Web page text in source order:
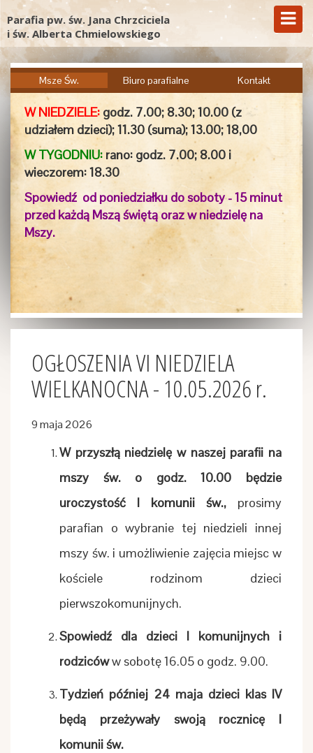
Parafia pw. św. Jana Chrzciciela
i św. Alberta Chmielowskiego
Msze Św. Biuro parafialne Kontakt
W NIEDZIELE: godz. 7.00; 8.30; 10.00 (z
udziałem dzieci); 11.30 (suma); 13.00; 18,00
W TYGODNIU: rano: godz. 7.00; 8.00 i
wieczorem:18.30
Spowiedź od poniedziałku do soboty - 15 minut
przed każdą Mszą świętą oraz w niedzielę na
Mszy.
OGŁOSZENIA VI NIEDZIELA
WIELKANOCNA - 10.05.2026 r.
9 maja 2026
W przyszłą niedzielę w naszej parafii na
mszy św. o godz. 10.00 będzie
uroczystość I komunii św., prosimy
parafian o wybranie tej niedzieli innej
mszy św. i umożliwienie zajęcia miejsc w
kościele rodzinom dzieci
pierwszokomunijnych.
Spowiedź dla dzieci I komunijnych i
rodzicóww sobotę 16.05 o godz. 9.00.
Tydzień później 24 maja dzieci klas IV
będą przeżywały swoją rocznicę I
komunii św.